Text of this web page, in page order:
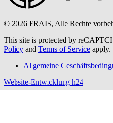
© 2026 FRAIS, Alle Rechte
This site is protected by
Policy and Terms of Service apply.
Allgemeine
Website-Entwicklung h24